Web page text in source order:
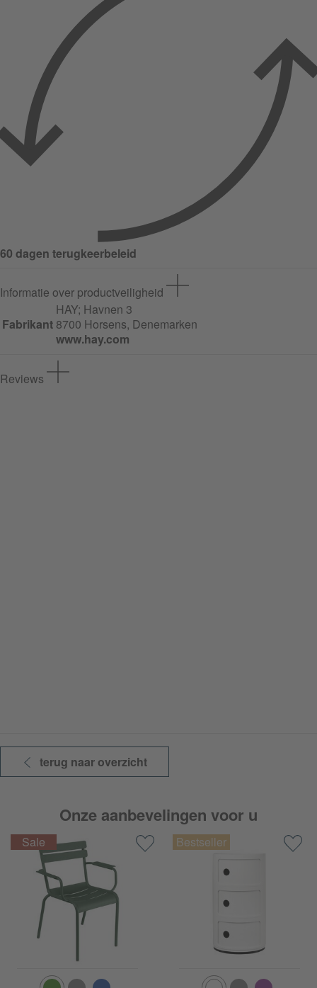
60 dagen terugkeerbeleid
Informatie over productveiligheid
Fabrikant
HAY; Havnen 3
8700 Horsens, Denemarken
www.hay.com
Reviews
terug naar overzicht
Onze aanbevelingen voor u